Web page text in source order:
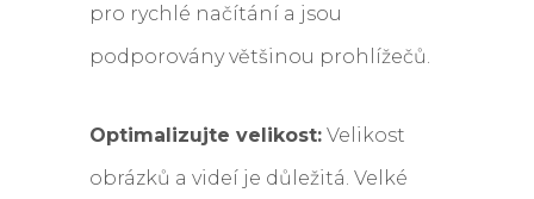
pro rychlé načítání a jsou
podporovány většinou prohlížečů.
Optimalizujte velikost:Velikost
obrázků a videí je důležitá. Velké